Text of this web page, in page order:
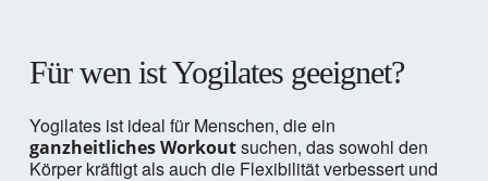
Für wen ist Yogilates geeignet?
Yogilates ist ideal für Menschen, die ein
ganzheitliches Workoutsuchen, das sowohl den
Körper kräftigt als auch die Flexibilität verbessert und